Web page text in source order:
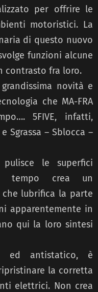
per offrire le
motoristici. La
di questo nuovo
funzioni alcune
contrasto fra loro.
novità e
che MA-FRA
5FIVE, infatti,
Sgrassa – Sblocca –
pulisce le superfici
tempo crea un
lubrifica la parte
apparentemente in
qui la loro sintesi
ed antistatico, è
la corretta
elettrici. Non crea